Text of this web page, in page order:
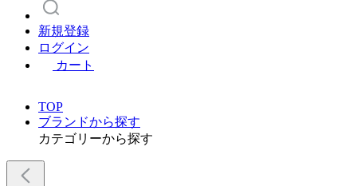
新規登録
ログイン
カート
TOP
ブランドから探す
カテゴリーから探す